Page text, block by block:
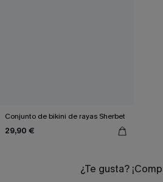
Conjunto de bikini de rayas Sherbet
29,90 €
¿Te gusta?